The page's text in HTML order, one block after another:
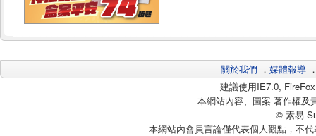
關於我們 ． 媒體報導
建議使用IE7.0,
本網站內容、圖案 著作權及
© 素易
本網站內會員言論僅代表個人觀點，不